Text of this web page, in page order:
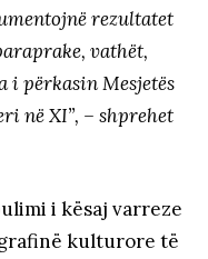
rezultatet
vathët,
i përkasin Mesjetës
në XI”, – shprehet
i kësaj varreze
kulturore të